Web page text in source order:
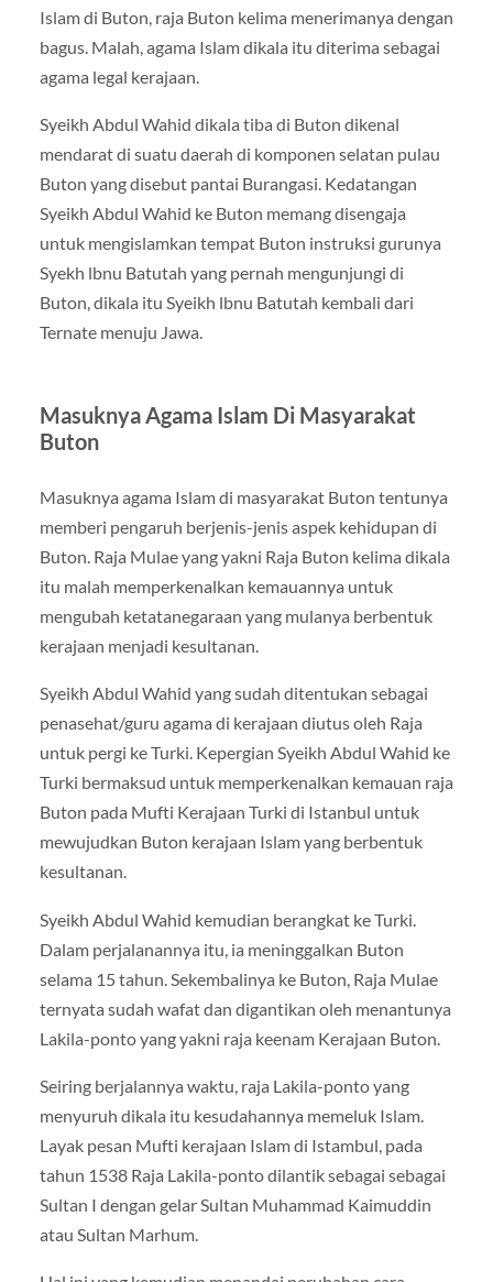
Islam di Buton, raja Buton kelima menerimanya dengan
bagus. Malah, agama Islam dikala itu diterima sebagai
agama legal kerajaan.
Syeikh Abdul Wahid dikala tiba di Buton dikenal
mendarat di suatu daerah di komponen selatan pulau
Buton yang disebut pantai Burangasi. Kedatangan
Syeikh Abdul Wahid ke Buton memang disengaja
untuk mengislamkan tempat Buton instruksi gurunya
Syekh lbnu Batutah yang pernah mengunjungi di
Buton, dikala itu Syeikh lbnu Batutah kembali dari
Ternate menuju Jawa.
Masuknya Agama Islam Di Masyarakat
Buton
Masuknya agama Islam di masyarakat Buton tentunya
memberi pengaruh berjenis-jenis aspek kehidupan di
Buton. Raja Mulae yang yakni Raja Buton kelima dikala
itu malah memperkenalkan kemauannya untuk
mengubah ketatanegaraan yang mulanya berbentuk
kerajaan menjadi kesultanan.
Syeikh Abdul Wahid yang sudah ditentukan sebagai
penasehat/guru agama di kerajaan diutus oleh Raja
untuk pergi ke Turki. Kepergian Syeikh Abdul Wahid ke
Turki bermaksud untuk memperkenalkan kemauan raja
Buton pada Mufti Kerajaan Turki di Istanbul untuk
mewujudkan Buton kerajaan Islam yang berbentuk
kesultanan.
Syeikh Abdul Wahid kemudian berangkat ke Turki.
Dalam perjalanannya itu, ia meninggalkan Buton
selama 15 tahun. Sekembalinya ke Buton, Raja Mulae
ternyata sudah wafat dan digantikan oleh menantunya
Lakila-ponto yang yakni raja keenam Kerajaan Buton.
Seiring berjalannya waktu, raja Lakila-ponto yang
menyuruh dikala itu kesudahannya memeluk Islam.
Layak pesan Mufti kerajaan Islam di Istambul, pada
tahun 1538 Raja Lakila-ponto dilantik sebagai sebagai
Sultan I dengan gelar Sultan Muhammad Kaimuddin
atau Sultan Marhum.